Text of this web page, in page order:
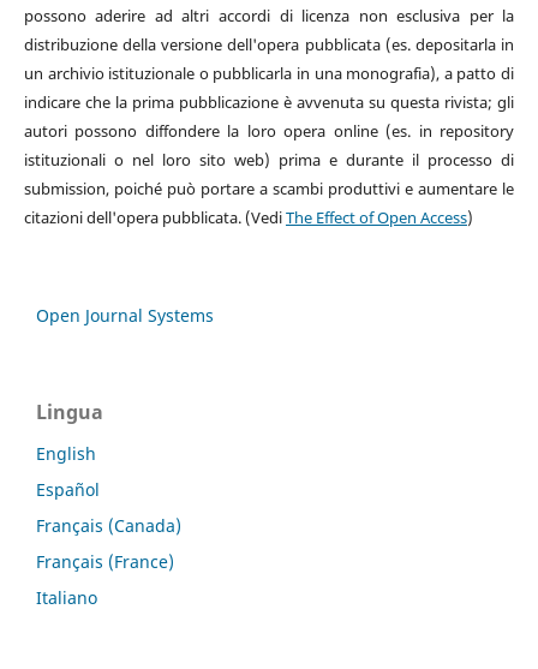
possono aderire ad altri accordi di licenza non esclusiva per la
distribuzione della versione dell'opera pubblicata (es. depositarla in
un archivio istituzionale o pubblicarla in una monografia), a patto di
indicare che la prima pubblicazione è avvenuta su questa rivista; gli
autori possono diffondere la loro opera online (es. in repository
istituzionali o nel loro sito web) prima e durante il processo di
submission, poiché può portare a scambi produttivi e aumentare le
citazioni dell'opera pubblicata. (VediThe Effect of Open Access)
Open Journal Systems
Lingua
English
Español
Français (Canada)
Français (France)
Italiano